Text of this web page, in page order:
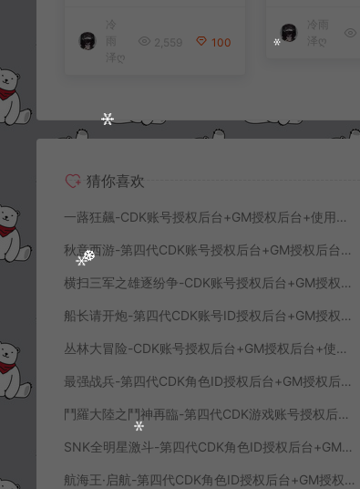
泽ღ
2,559 100
泽ღ
猜你喜欢
一蕗狂飆-CDK账号授权后台+GM授权后台+使用教程
秋意西游-第四代CDK账号授权后台+GM授权后台+使用教程
横扫三军之雄逐纷争-CDK账号授权后台+GM授权后台+使用教程
船长请开炮-第四代CDK账号ID授权后台+GM授权后台+使用教程
丛林大冒险-CDK账号授权后台+GM授权后台+使用教程
最强战兵-第四代CDK角色ID授权后台+GM授权后台+使用教程
鬥羅大陸之鬥神再臨-第四代CDK游戏账号授权后台+GM授权后台+使用教程
SNK全明星激斗-第四代CDK角色ID授权后台+GM授权后台+使用教程
航海王·启航-第四代CDK角色ID授权后台+GM授权后台+使用教程